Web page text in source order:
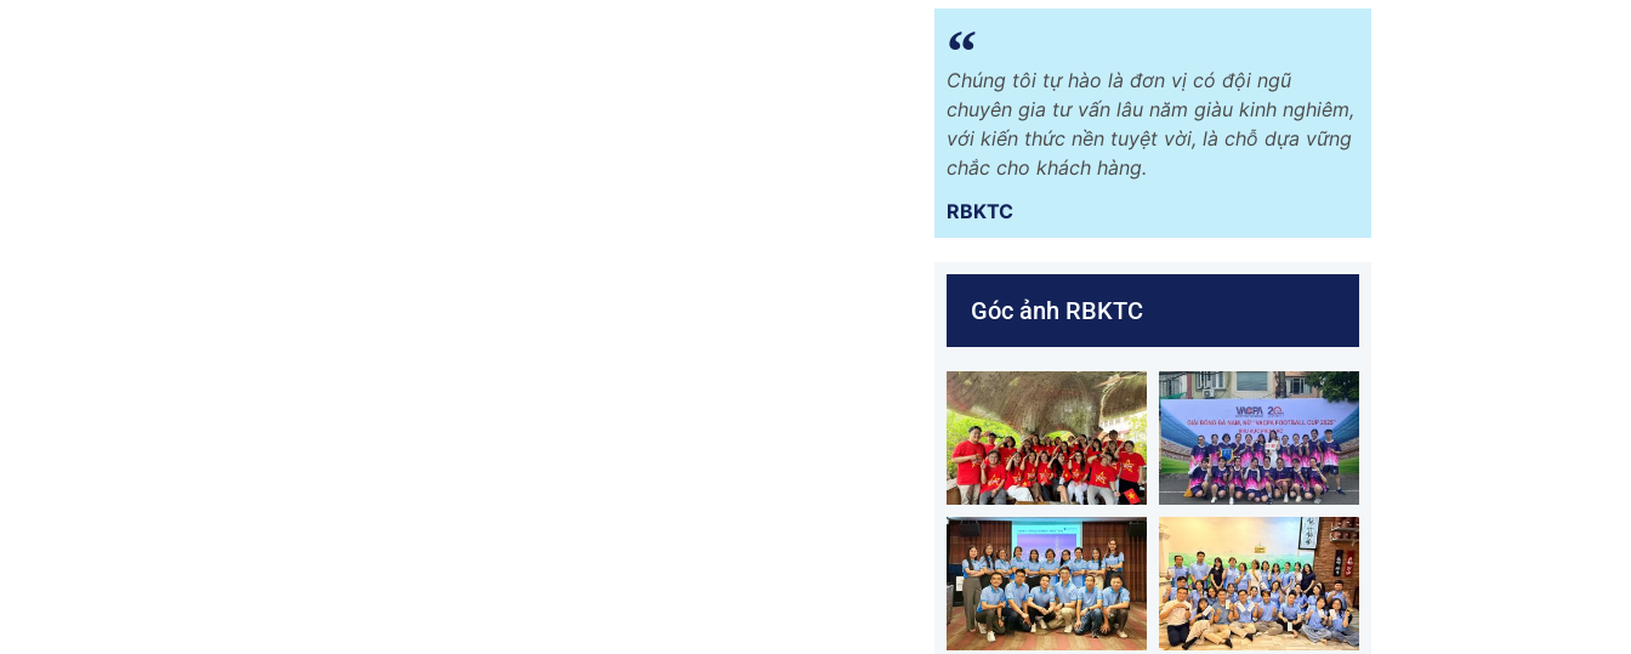
Chúng tôi tự hào là đơn vị có đội ngũ
chuyên gia tư vấn lâu năm giàu kinh nghiêm,
với kiến thức nền tuyệt vời, là chỗ dựa vững
chắc cho khách hàng.
RBKTC
Góc ảnh RBKTC